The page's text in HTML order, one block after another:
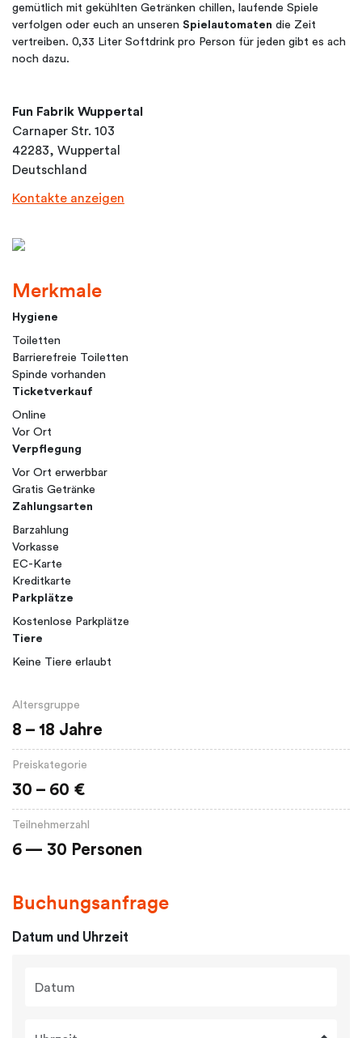
gemütlich mit gekühlten Getränken chillen, laufende Spiele
verfolgen oder euch an unseren Spielautomaten die Zeit
vertreiben. 0,33 Liter Softdrink pro Person für jeden gibt es ach
noch dazu.
Fun Fabrik Wuppertal
Carnaper Str. 103
42283, Wuppertal
Deutschland
Kontakte anzeigen
Merkmale
Hygiene
Toiletten
Barrierefreie Toiletten
Spinde vorhanden
Ticketverkauf
Online
Vor Ort
Verpflegung
Vor Ort erwerbbar
Gratis Getränke
Zahlungsarten
Barzahlung
Vorkasse
EC-Karte
Kreditkarte
Parkplätze
Kostenlose Parkplätze
Tiere
Keine Tiere erlaubt
Altersgruppe
8 – 18 Jahre
Preiskategorie
30 – 60 €
Teilnehmerzahl
6 — 30 Personen
Buchungsanfrage
Datum und Uhrzeit
Datum